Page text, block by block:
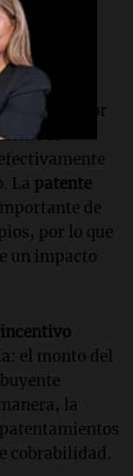
parte de
una mayor
si
La patente
de
por lo que
un impacto
incentivo
el monto del
la
cobrabilidad.